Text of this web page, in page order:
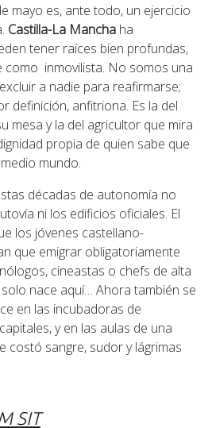
mayo es, ante todo, un ejercicio
Castilla-La Mancha ha
tener raíces bien profundas,
como inmovilista. No somos una
a nadie para reafirmarse;
definición, anfitriona. Es la del
mesa y la del agricultor que mira
propia de quien sabe que
mundo.
décadas de autonomía no
ni los edificios oficiales. El
los jóvenes castellano-
que emigrar obligatoriamente
cineastas o chefs de alta
nace aquí… Ahora también se
en las incubadoras de
y en las aulas de una
costó sangre, sudor y lágrimas
SIT